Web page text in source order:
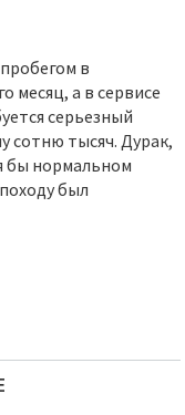
в
месяц, а в сервисе
серьезный
сотню тысяч. Дурак,
бы нормальном
был